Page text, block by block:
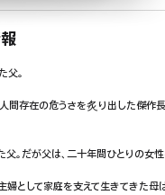
父。
間存在の危うさを炙り出した傑作長
。だが父は、二十年間ひとりの女
婦として家庭を支えて生きてきた母